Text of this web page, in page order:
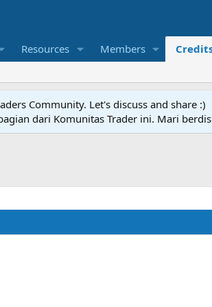
Resources Members
Community. Let's discuss and share :)
dari Komunitas Trader ini. Mari